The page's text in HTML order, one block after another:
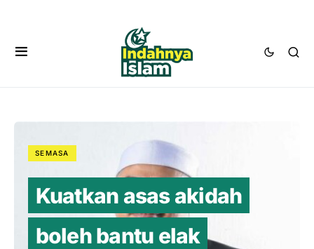
SEMASA
Kuatkan asas akidah
boleh bantu elak